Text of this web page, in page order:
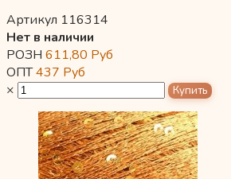
Артикул 116314
Нет в наличии
РОЗН 611,80 Руб
ОПТ437 Руб
×